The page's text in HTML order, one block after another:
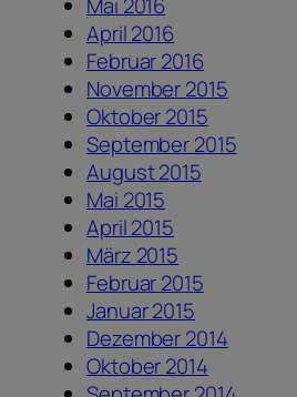
April 2016
Februar 2016
November 2015
Oktober 2015
September 2015
August 2015
Mai 2015
April 2015
März 2015
Februar 2015
Januar 2015
Dezember 2014
Oktober 2014